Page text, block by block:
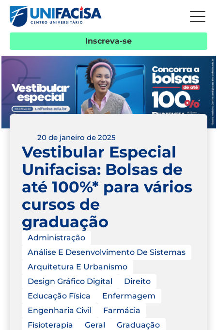
Inscreva-se
20 de janeiro de 2025
Vestibular Especial
Unifacisa: Bolsas de
até 100%* para vários
cursos de
graduação
Administração
Análise E Desenvolvimento De Sistemas
Arquitetura E Urbanismo
Design Gráfico Digital
Direito
Educação Física
Enfermagem
Engenharia Civil
Farmácia
Fisioterapia
Geral
Graduação